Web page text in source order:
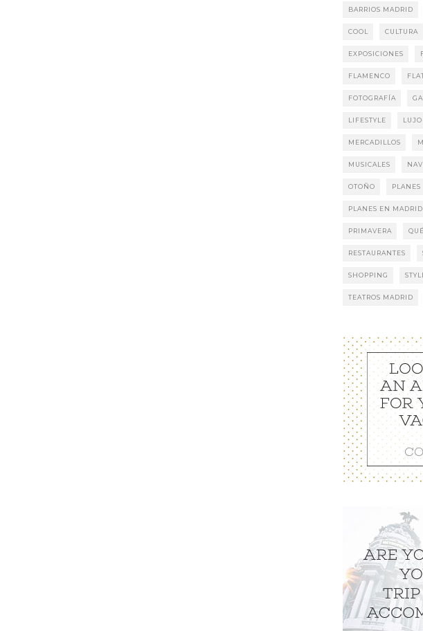
BARRIOS MADRID
COOL CULTURA
EXPOSICIONES
FLAMENCO
FOTOGRAFÍA
LIFESTYLE LUJO
MERCADILLOS
MUSICALES
OTOÑO PLANES
PLANES EN MADRID
PRIMAVERA
RESTAURANTES
SHOPPING
TEATROS MADRID